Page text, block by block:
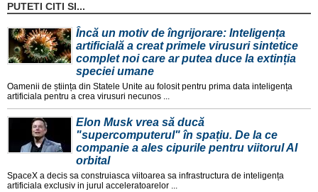
PUTETI CITI SI...
Încă un motiv de îngrijorare: Inteligența
artificială a creat primele virusuri sintetice
complet noi care ar putea duce la extinția
speciei umane
Oamenii de știința din Statele Unite au folosit pentru prima data inteligența
artificiala pentru a crea virusuri necunos ...
Elon Musk vrea să ducă
"supercomputerul" în spațiu. De la ce
companie a ales cipurile pentru viitorul AI
orbital
SpaceX a decis sa construiasca viitoarea sa infrastructura de inteligența
artificiala exclusiv in jurul acceleratoarelor ...